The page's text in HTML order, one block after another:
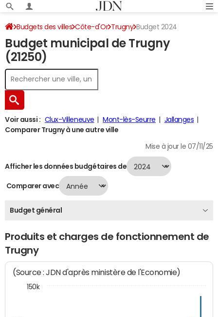
Budgets des villes Côte-d'Or Trugny Budget 2024
Budget municipal de Trugny
(21250)
Voir aussi : Clux-Villeneuve Mont-lès-Seurre
Jallanges
Comparer Trugny à une autre ville
Mise à jour le 07/11/25
Afficher les données budgétaires de
Comparer avec
Budget général
Produits et charges de fonctionnement de
Trugny
(Source : JDN d'après ministère de l'Economie)
150k